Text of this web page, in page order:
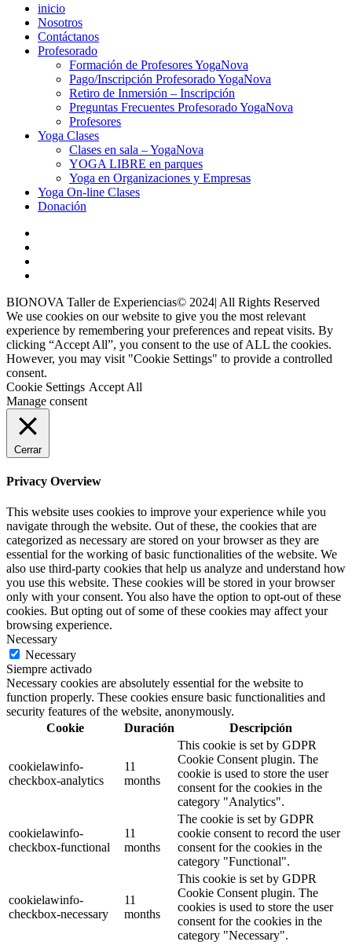
inicio
Nosotros
Contáctanos
Profesorado
Formación de Profesores YogaNova
Pago/Inscripción Profesorado YogaNova
Retiro de Inmersión – Inscripción
Preguntas Frecuentes Profesorado YogaNova
Profesores
Yoga Clases
Clases en sala – YogaNova
YOGA LIBRE en parques
Yoga en Organizaciones y Empresas
Yoga On-line Clases
Donación
BIONOVA Taller de Experiencias© 2024| All Rights Reserved
We use cookies on our website to give you the most relevant
experience by remembering your preferences and repeat visits. By
clicking “Accept All”, you consent to the use of ALL the cookies.
However, you may visit "Cookie Settings" to provide a controlled
consent.
Cookie Settings Accept All
Manage consent
Cerrar
Privacy Overview
This website uses cookies to improve your experience while you
navigate through the website. Out of these, the cookies that are
categorized as necessary are stored on your browser as they are
essential for the working of basic functionalities of the website. We
also use third-party cookies that help us analyze and understand how
you use this website. These cookies will be stored in your browser
only with your consent. You also have the option to opt-out of these
cookies. But opting out of some of these cookies may affect your
browsing experience.
Necessary
Necessary
Siempre activado
Necessary cookies are absolutely essential for the website to
function properly. These cookies ensure basic functionalities and
security features of the website, anonymously.
Cookie
Duración Descripción
cookielawinfo-
checkbox-analytics
11
months
This cookie is set by GDPR
Cookie Consent plugin. The
cookie is used to store the user
consent for the cookies in the
category "Analytics".
cookielawinfo-
checkbox-functional
11
months
The cookie is set by GDPR
cookie consent to record the user
consent for the cookies in the
category "Functional".
cookielawinfo-
checkbox-necessary
11
months
This cookie is set by GDPR
Cookie Consent plugin. The
cookies is used to store the user
consent for the cookies in the
category "Necessary".